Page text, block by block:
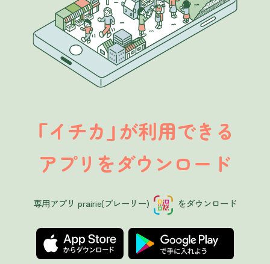
「イチカ 」 が利用できる
アプリをダウンロード
専用アプリ prairie(プレーリー) をダウンロード